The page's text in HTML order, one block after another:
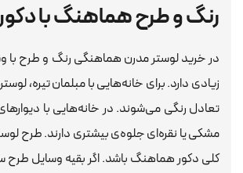
رنگ و طرح هماهنگ با
در خرید لوستر مدرن هماهنگی رنگ و طرح با
زیادی دارد. برای خانه‌هایی با مبلمان تیره،
تعادل رنگی می‌شوند. در خانه‌هایی با
مشکی یا نقره‌ای جلوه‌ی بیشتری دارند. طرح
کلی دکور هماهنگ باشد. اگر بقیه وسایل طرح